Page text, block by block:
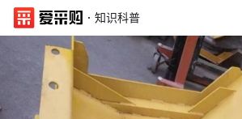
· 知识科普